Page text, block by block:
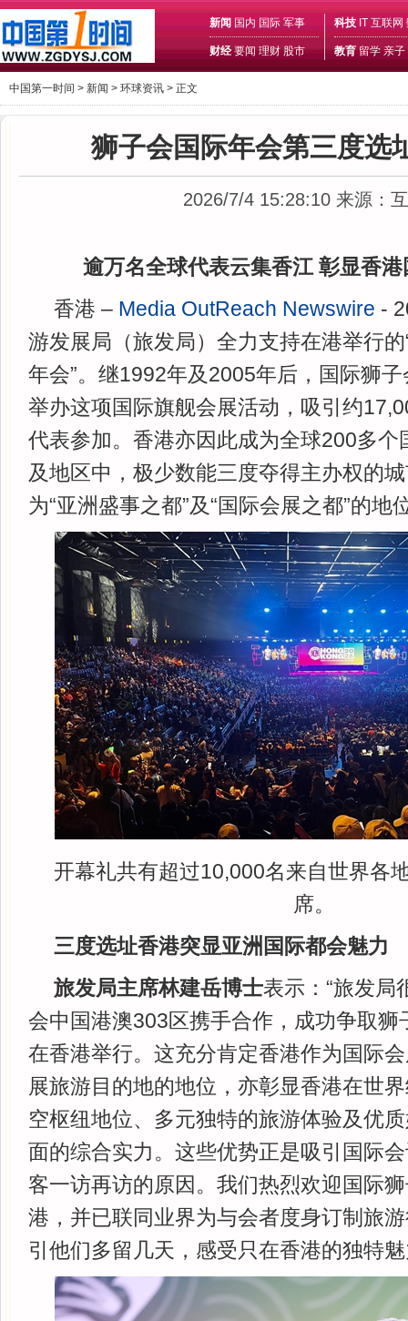
新闻 国内 国际 军事
财经 要闻 理财 股市
科技 IT 互联网
教育 留学 亲子
中国第一时间 > 新闻 > 环球资讯 > 正文
狮子会国际年会第三度选
2026/7/4 15:28:10 来源：
逾万名全球代表云集香江 彰显香
香港 – Media OutReach Newswire -
游发展局（旅发局）全力支持在港举行
年会”。继1992年及2005年后，国际狮
举办这项国际旗舰会展活动，吸引约
代表参加。香港亦因此成为全球200多个
及地区中，极少数能三度夺得主办权的
为“亚洲盛事之都”及“国际会展之都”的地
开幕礼共有超过10,000名来自世界各
席。
三度选址香港突显亚洲国际都会魅力
旅发局主席林建岳博士表示：“旅发局
会中国港澳303区携手合作，成功争取狮
在香港举行。这充分肯定香港作为国际
展旅游目的地的地位，亦彰显香港在世
空枢纽地位、多元独特的旅游体验及优
面的综合实力。这些优势正是吸引国际
客一访再访的原因。我们热烈欢迎国际
港，并已联同业界为与会者度身订制旅
引他们多留几天，感受只在香港的独特魅